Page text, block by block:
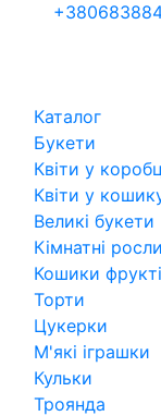
Каталог
Букети
Квіти у
Квіти у
Великі букети
Кімнатні
Кошики
Торти
Цукерки
М'які іграшки
Кульки
Троянда